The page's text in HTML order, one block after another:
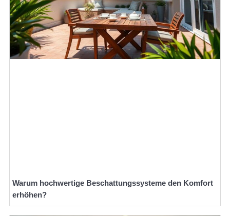
Warum hochwertige Beschattungssysteme den Komfort
erhöhen?